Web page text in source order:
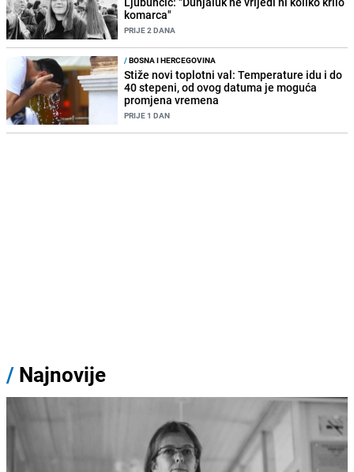
komarca"
PRIJE 2 DANA
/BOSNA I HERCEGOVINA
Stiže novi toplotni val: Temperature idu i do
40 stepeni, od ovog datuma je moguća
promjena vremena
PRIJE 1 DAN
/ Najnovije